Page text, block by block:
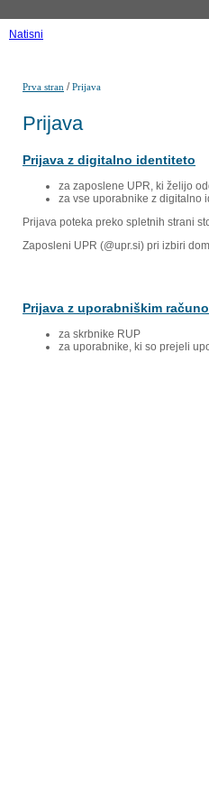
Natisni
Prva stran /Prijava
Prijava
Prijava z digitalno identiteto
za zaposlene UPR, ki želijo
za vse uporabnike z digitalno
Prijava poteka preko spletnih strani
Zaposleni UPR (@upr.si) pri izbiri
Prijava z uporabniškim
za skrbnike RUP
za uporabnike, ki so prejeli